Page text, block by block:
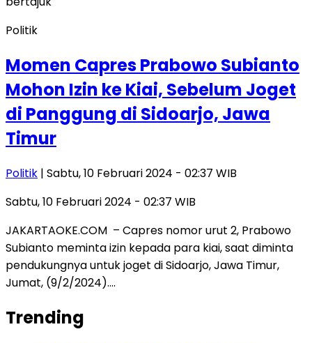
Politik
Momen Capres Prabowo Subianto
Mohon Izin ke Kiai, Sebelum Joget
di Panggung di Sidoarjo, Jawa
Timur
Politik | Sabtu, 10 Februari 2024 - 02:37 WIB
Sabtu, 10 Februari 2024 - 02:37 WIB
JAKARTAOKE.COM – Capres nomor urut 2, Prabowo
Subianto meminta izin kepada para kiai, saat diminta
pendukungnya untuk joget di Sidoarjo, Jawa Timur,
Jumat, (9/2/2024)….
Trending